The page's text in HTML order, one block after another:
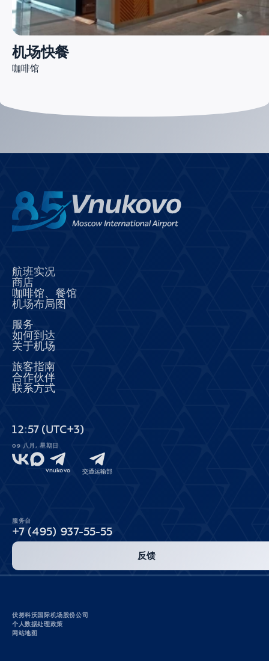
机场快餐
咖啡馆
航班实况
商店
咖啡馆、餐馆
机场布局图
服务
如何到达
关于机场
旅客指南
合作伙伴
联系方式
12 57 (UTC+3)
09 八月, 星期日
Vnukovo 交通运输部
服务台
+7 (495) 937-55-55
反馈
伏努科沃国际机场股份公司
个人数据处理政策
网站地图